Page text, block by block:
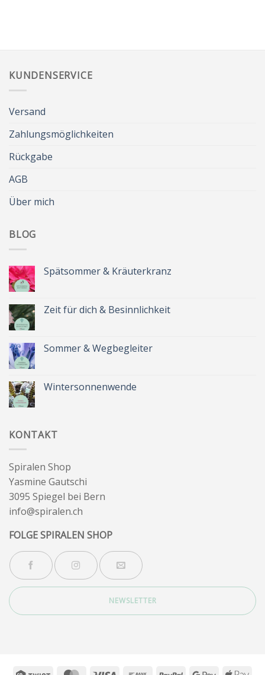
KUNDENSERVICE
Versand
Zahlungsmöglichkeiten
Rückgabe
AGB
Über mich
BLOG
Spätsommer & Kräuterkranz
Spätsommer
&
Zeit für dich & Besinnlichkeit
Zeit
für
Sommer & Wegbegleiter
Sommer
&
Wintersonnenwende
KONTAKT
Spiralen Shop
Yasmine Gautschi
3095 Spiegel bei Bern
info@spiralen.ch
FOLGE SPIRALEN SHOP
NEWSLETTER